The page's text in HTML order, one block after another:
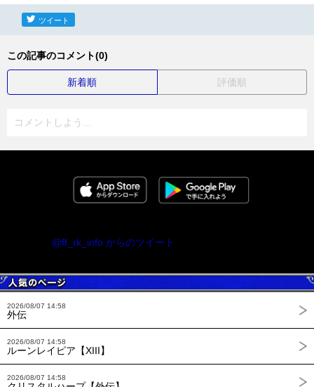
ツイート
この記事のコメント(0)
新着順 評価順
コメントしよう...
@ff_rk_info からのツイート
2026/08/07 14:58
外伝
2026/08/07 14:58
ルーンレイピア【XIII】
2026/08/07 14:58